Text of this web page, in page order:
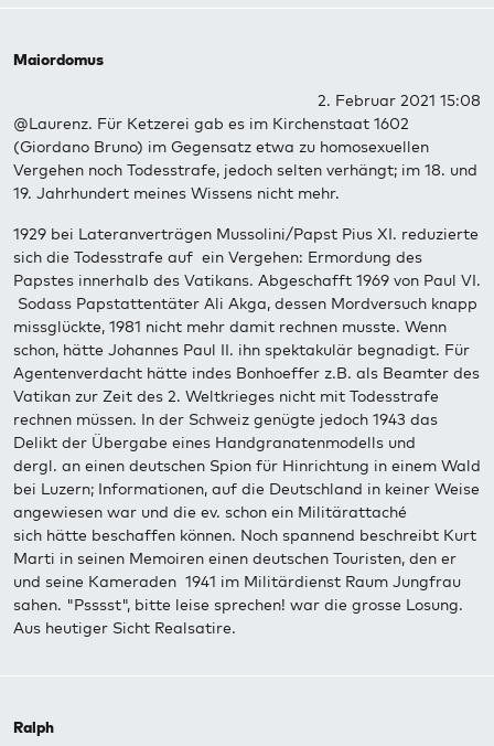
Maiordomus
2. Februar 2021 15:08
@Laurenz. Für Ketzerei gab es im Kirchenstaat 1602
(Giordano Bruno) im Gegensatz etwa zu homosexuellen
Vergehen noch Todesstrafe, jedoch selten verhängt; im 18. und
19. Jahrhundert meines Wissens nicht mehr.
1929 bei Lateranverträgen Mussolini/Papst Pius XI. reduzierte
sich die Todesstrafe auf ein Vergehen: Ermordung des
Papstes innerhalb des Vatikans. Abgeschafft 1969 von Paul VI.
Sodass Papstattentäter Ali Akga, dessen Mordversuch knapp
missglückte, 1981 nicht mehr damit rechnen musste. Wenn
schon, hätte Johannes Paul II. ihn spektakulär begnadigt. Für
Agentenverdacht hätte indes Bonhoeffer z.B. als Beamter des
Vatikan zur Zeit des 2. Weltkrieges nicht mit Todesstrafe
rechnen müssen. In der Schweiz genügte jedoch 1943 das
Delikt der Übergabe eines Handgranatenmodells und
dergl. an einen deutschen Spion für Hinrichtung in einem Wald
bei Luzern; Informationen, auf die Deutschland in keiner Weise
angewiesen war und die ev. schon ein Militärattaché
sich hätte beschaffen können. Noch spannend beschreibt Kurt
Marti in seinen Memoiren einen deutschen Touristen, den er
und seine Kameraden 1941 im Militärdienst Raum Jungfrau
sahen. "Psssst", bitte leise sprechen! war die grosse Losung.
Aus heutiger Sicht Realsatire.
Ralph